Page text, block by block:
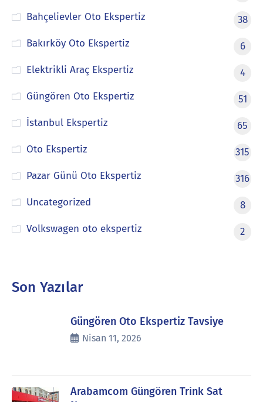
Bahçelievler Oto Ekspertiz
38
Bakırköy Oto Ekspertiz
6
Elektrikli Araç Ekspertiz
4
Güngören Oto Ekspertiz
51
İstanbul Ekspertiz
65
Oto Ekspertiz
315
Pazar Günü Oto Ekspertiz
316
Uncategorized
8
Volkswagen oto ekspertiz
2
Son Yazılar
Güngören Oto Ekspertiz Tavsiye
Nisan 11, 2026
Arabamcom Güngören Trink Sat